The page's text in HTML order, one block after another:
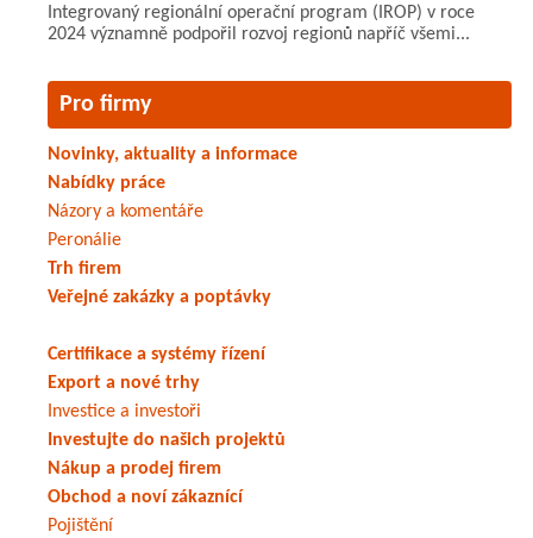
Integrovaný regionální operační program (IROP) v roce
2024 významně podpořil rozvoj regionů napříč všemi...
Pro firmy
Novinky, aktuality a informace
Nabídky práce
Názory a komentáře
Peronálie
Trh firem
Veřejné zakázky a poptávky
Certifikace a systémy řízení
Export a nové trhy
Investice a investoři
Investujte do našich projektů
Nákup a prodej firem
Obchod a noví zákaznící
Pojištění